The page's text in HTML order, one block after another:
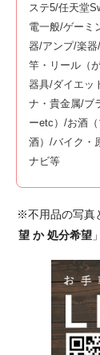
ステ5/任天堂
電一般/ゲーミ
器/アンプ/楽
竿・リール（
器具/ダイエッ
ナ・貴金属/ブ
ーetc）/お酒
酒）/バイク・
ナビ等
※不用品の写真
望 か 処分希望